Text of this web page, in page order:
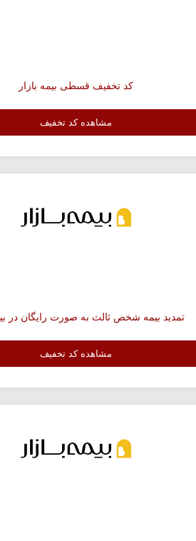
کد تخفیف قسطی بیمه بازار
مشاهده کد تخفیف
تمدید بیمه شخص ثالث به صورت رایگان در
مشاهده کد تخفیف